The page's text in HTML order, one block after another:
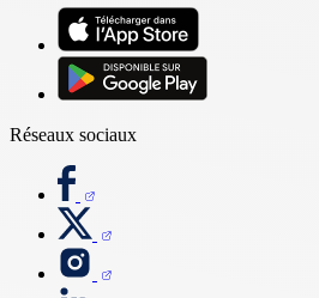
Réseaux sociaux